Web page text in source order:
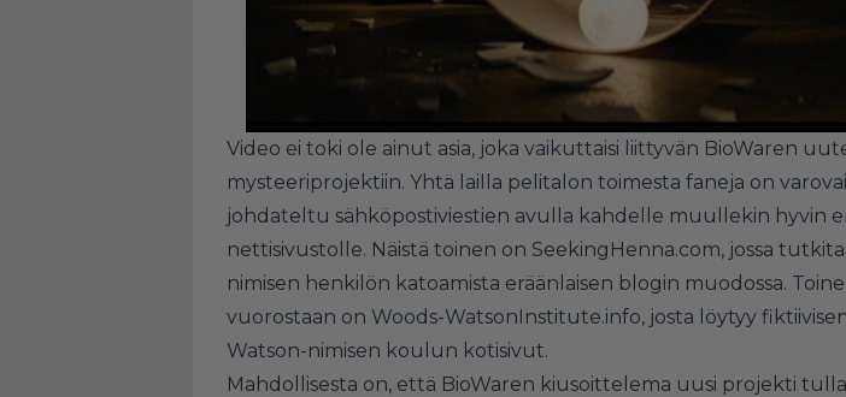
Video ei toki ole ainut asia, joka vaikuttaisi liittyvän BioWaren
mysteeriprojektiin. Yhtä lailla pelitalon toimesta faneja on
johdateltu sähköpostiviestien avulla kahdelle muullekin hyvin
nettisivustolle. Näistä toinen on SeekingHenna.com, jossa
nimisen henkilön katoamista eräänlaisen blogin muodossa.
vuorostaan on Woods-WatsonInstitute.info, josta löytyy
Watson-nimisen koulun kotisivut.
Mahdollisesta on, että BioWaren kiusoittelema uusi projekti